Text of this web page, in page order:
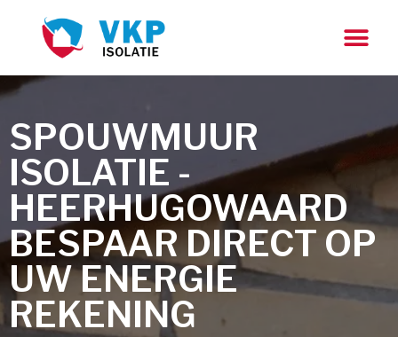
SPOUWMUUR
ISOLATIE -
HEERHUGOWAARD
BESPAAR DIRECT OP
UW ENERGIE
REKENING